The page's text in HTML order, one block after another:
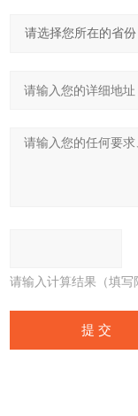
请输入计算结果（填